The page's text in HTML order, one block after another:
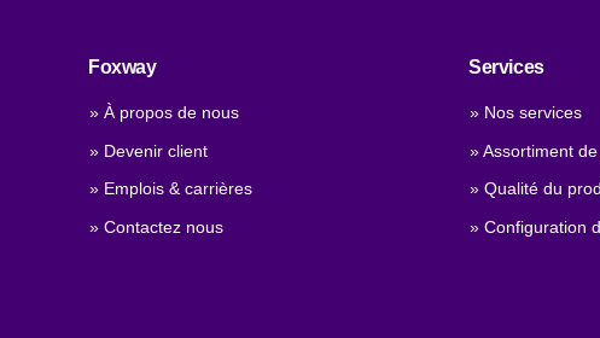
Foxway
» À propos de nous
» Devenir client
» Emplois & carrières
» Contactez nous
Services
» Nos services
» Assortiment
» Qualité du
» Configuration